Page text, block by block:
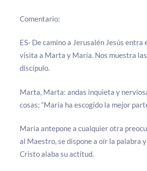
Comentario:
ES- De camino a Jerusalén Jesús entra
visita a Marta y María. Nos muestra
discípulo.
Marta, Marta: andas inquieta y
cosas; “María ha escogido la mejor
María antepone a cualquier otra
al Maestro, se dispone a oír la palabra
Cristo alaba su actitud.